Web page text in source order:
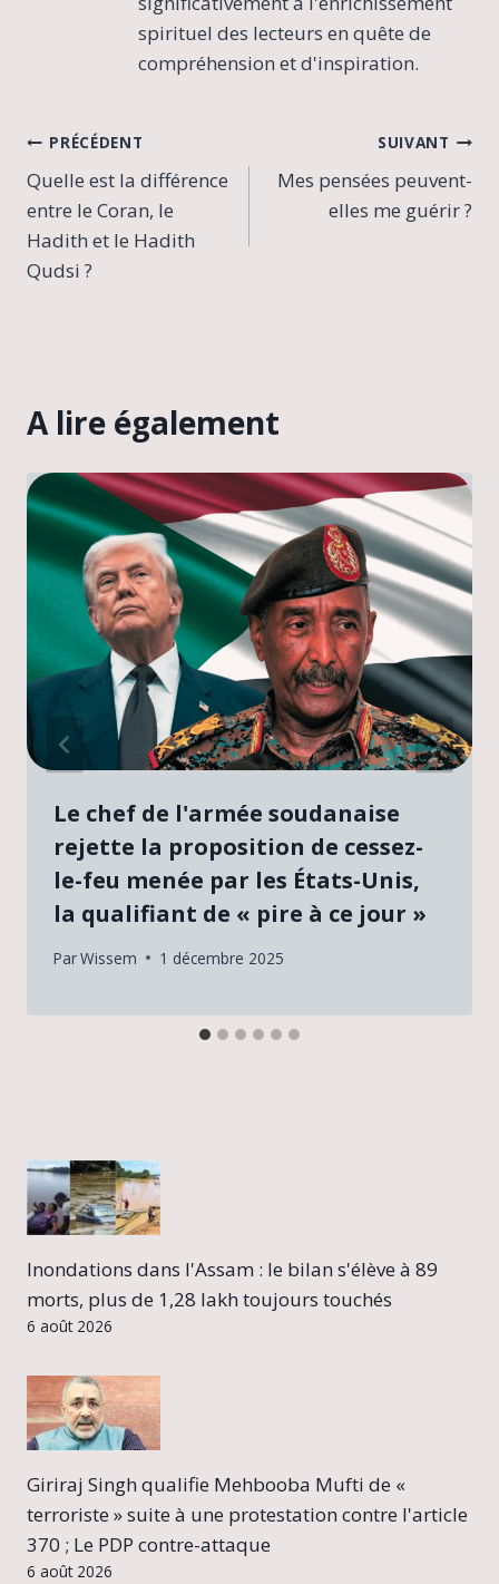
spirituel des lecteurs en quête de
compréhension et d'inspiration.
Navigation
de
l’article
PRÉCÉDENT
Quelle est la différence
entre le Coran, le
Hadith et le Hadith
Qudsi ?
SUIVANT
Mes pensées peuvent-
elles me guérir ?
A lire également
Le chef de l'armée soudanaise
rejette la proposition de cessez-
le-feu menée par les États-Unis,
la qualifiant de « pire à ce jour »
ParWissem 1 décembre 2025
Inondations dans l'Assam : le bilan s'élève à 89
morts, plus de 1,28 lakh toujours touchés
6 août 2026
Giriraj Singh qualifie Mehbooba Mufti de «
terroriste » suite à une protestation contre l'article
370 ; Le PDP contre-attaque
6 août 2026